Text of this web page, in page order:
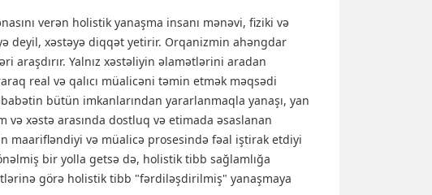
verən holistik yanaşma insanı mənəvi, fiziki və
deyil, xəstəyə diqqət yetirir. Orqanizmin ahəngdar
araşdırır. Yalnız xəstəliyin əlamətlərini aradan
real və qalıcı müalicəni təmin etmək məqsədi
bütün imkanlarından yararlanmaqla yanaşı, yan
xəstə arasında dostluq və etimada əsaslanan
və müalicə prosesində fəal iştirak etdiyi
bir yolla getsə də, holistik tibb sağlamlığa
görə holistik tibb "fərdiləşdirilmiş" yanaşmaya